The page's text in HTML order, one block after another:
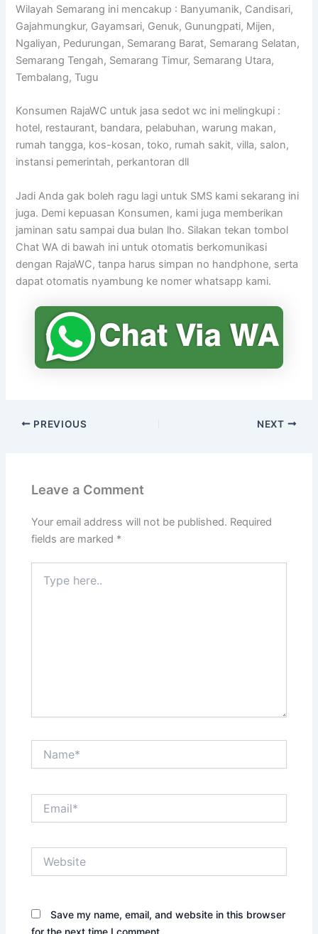
Wilayah Semarang ini mencakup : Banyumanik, Candisari,
Gajahmungkur, Gayamsari, Genuk, Gunungpati, Mijen,
Ngaliyan, Pedurungan, Semarang Barat, Semarang Selatan,
Semarang Tengah, Semarang Timur, Semarang Utara,
Tembalang, Tugu
Konsumen RajaWC untuk jasa sedot wc ini melingkupi :
hotel, restaurant, bandara, pelabuhan, warung makan,
rumah tangga, kos-kosan, toko, rumah sakit, villa, salon,
instansi pemerintah, perkantoran dll
Jadi Anda gak boleh ragu lagi untuk SMS kami sekarang ini
juga. Demi kepuasan Konsumen, kami juga memberikan
jaminan satu sampai dua bulan lho. Silakan tekan tombol
Chat WA di bawah ini untuk otomatis berkomunikasi
dengan RajaWC, tanpa harus simpan no handphone, serta
dapat otomatis nyambung ke nomer whatsapp kami.
PREVIOUS NEXT
Leave a Comment
Your email address will not be published. Required
fields are marked *
here..
Save my name, email, and website in this browser
for the next time I comment.